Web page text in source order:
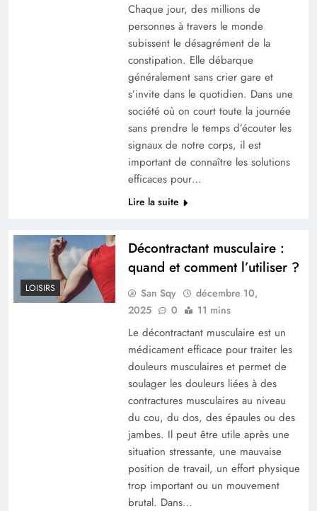
Chaque jour, des millions de
personnes à travers le monde
subissent le désagrément de la
constipation. Elle débarque
généralement sans crier gare et
s’invite dans le quotidien. Dans une
société où on court toute la journée
sans prendre le temps d’écouter les
signaux de notre corps, il est
important de connaître les solutions
efficaces pour…
Lire la suite
LOISIRS
Décontractant musculaire :
quand et comment l’utiliser ?
San Sqy
décembre 10,
2025
0 11 mins
Le décontractant musculaire est un
médicament efficace pour traiter les
douleurs musculaires et permet de
soulager les douleurs liées à des
contractures musculaires au niveau
du cou, du dos, des épaules ou des
jambes. Il peut être utile après une
situation stressante, une mauvaise
position de travail, un effort physique
trop important ou un mouvement
brutal. Dans…